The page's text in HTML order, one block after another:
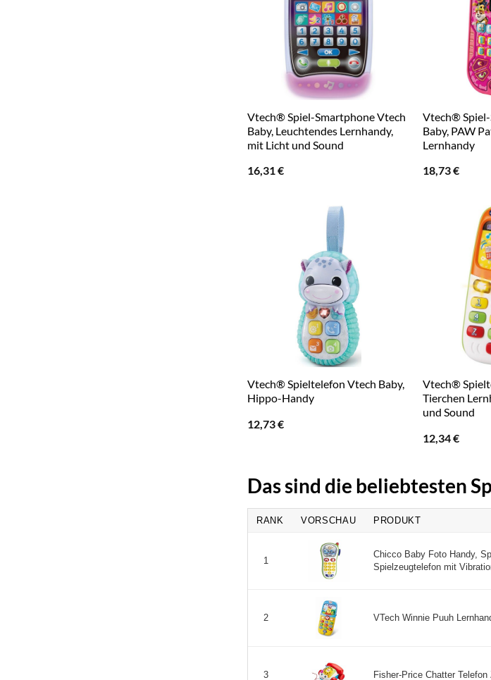
Vtech® Spiel-Smartphone Vtech
Baby, Leuchtendes Lernhandy,
mit Licht und Sound
16,31€
Vtech®
Baby, PAW
Lernhandy
18,73€
Vtech® Spieltelefon Vtech Baby,
Hippo-Handy
12,73€
Vtech®
Tierchen
und Sound
12,34€
Das sind die beliebtesten
RANK VORSCHAU PRODUKT
1
Chicco Baby Foto Handy,
Spielzeugtelefon mit
2 VTech Winnie Puuh
3 Fisher-Price Chatter Telefon